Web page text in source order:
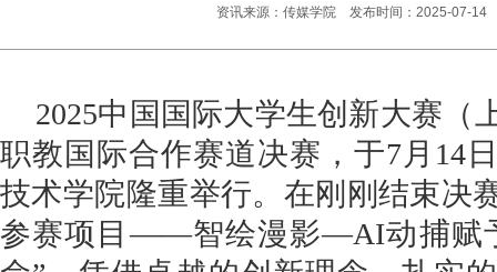
资讯来源：传媒学院 发布时间：2025-07-14
2025中国国际大学生创新大赛（
职教国际合作赛道决赛，于7月 14
技术学院隆重举行。在刚刚结束决
参赛项目——智绘漫影—AI动捕赋